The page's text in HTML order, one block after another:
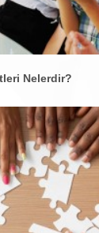
Nelerdir?